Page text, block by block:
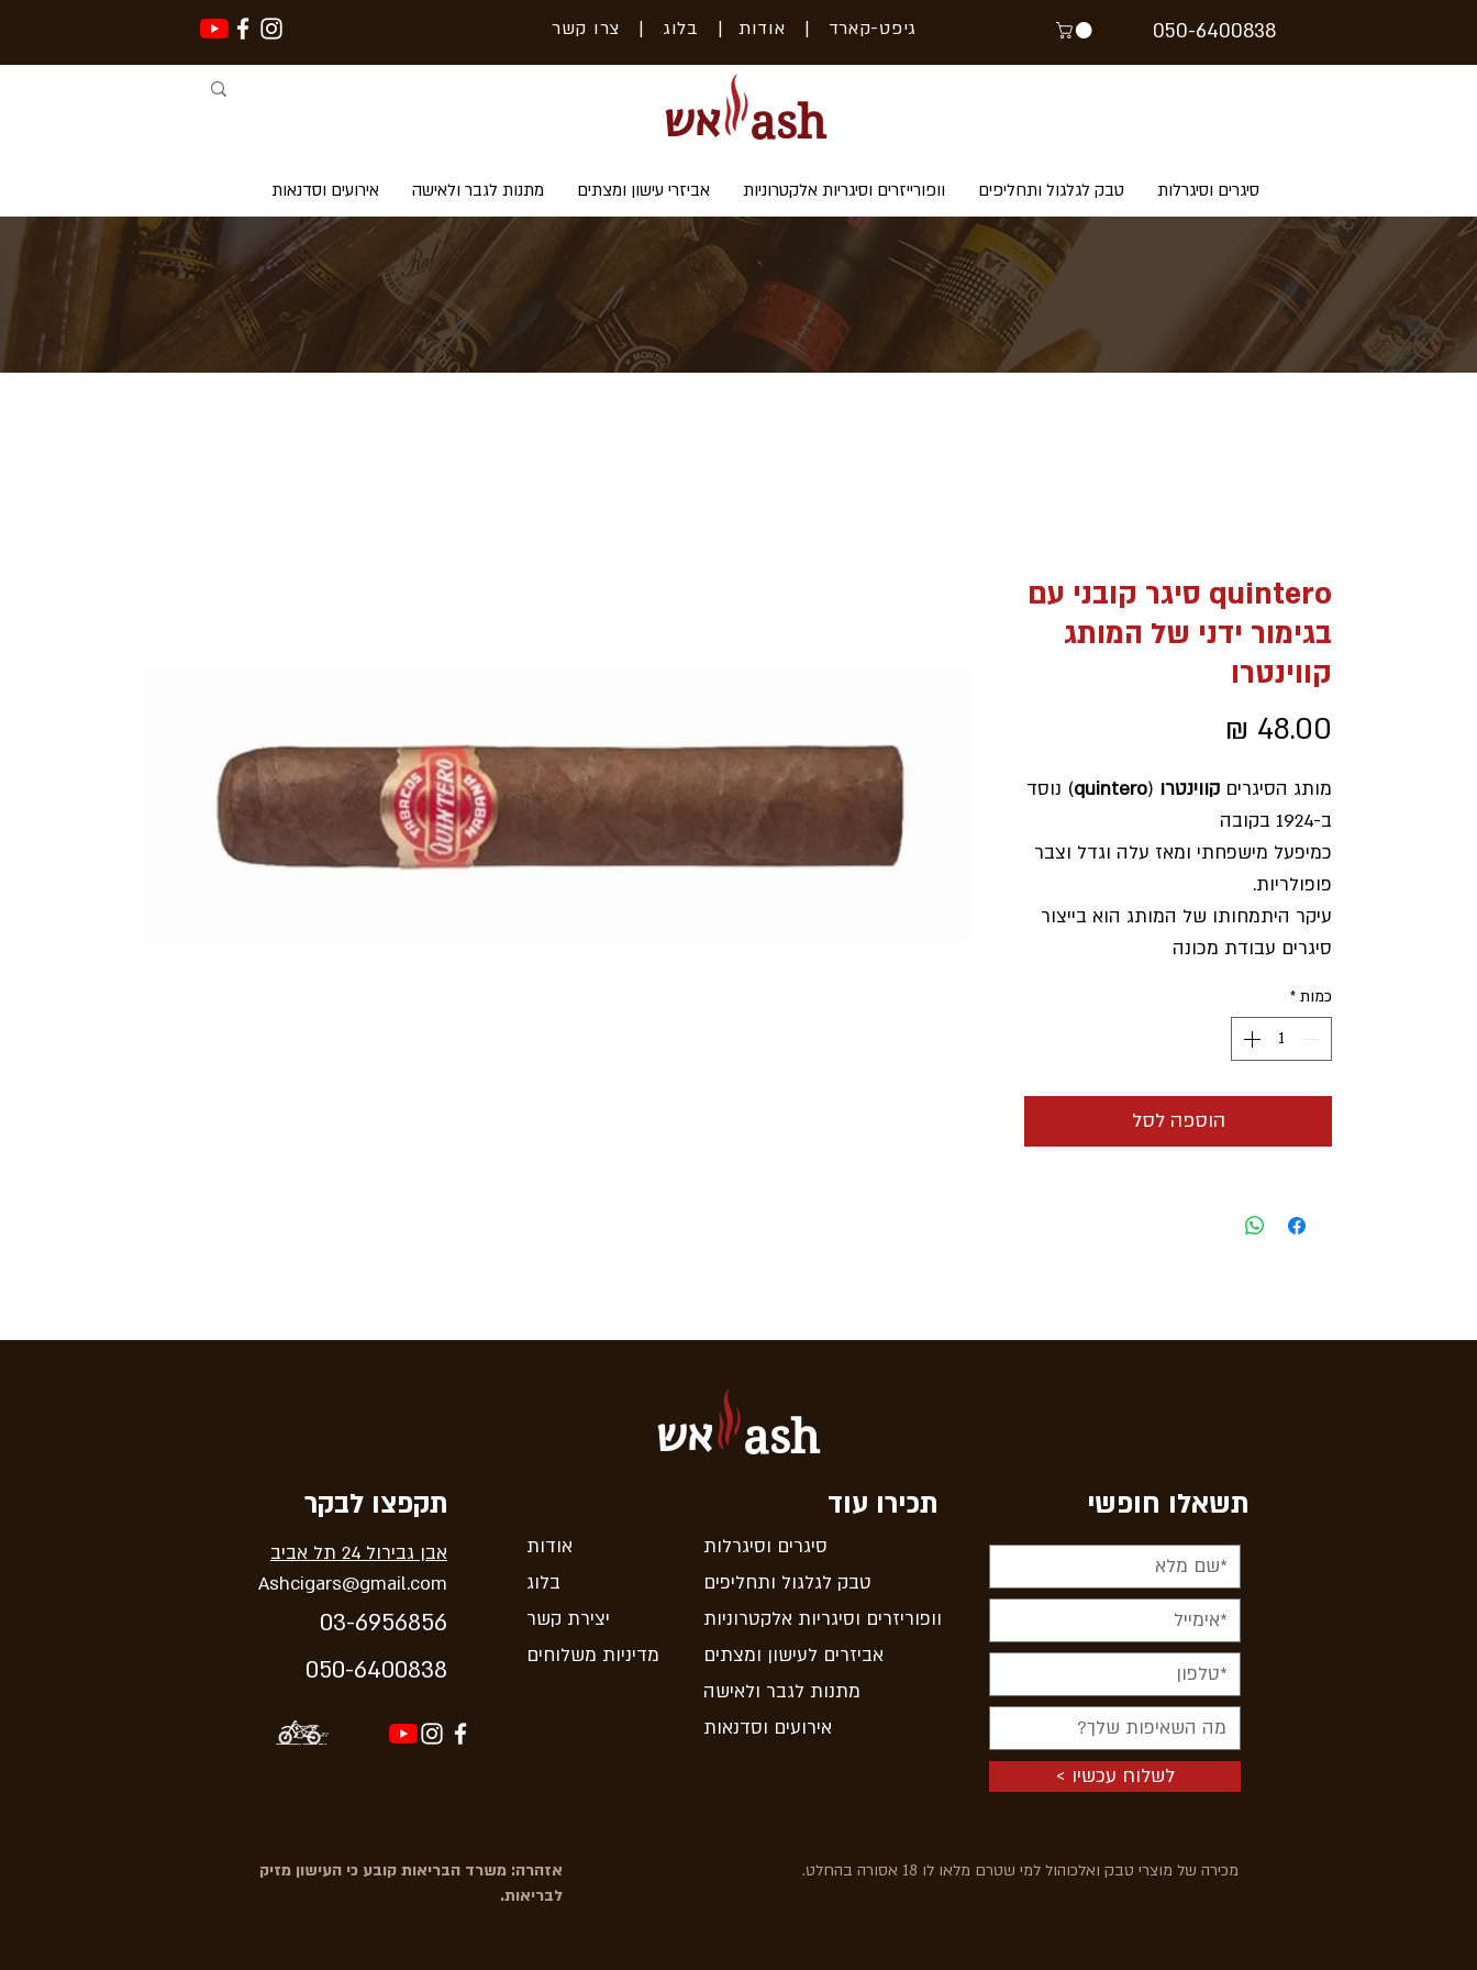
גיפט-קארד | אודות | בלוג | צרו קשר 050-6400838
אש ash
סיגרים וסיגרלות טבק לגלגול ותחליפים וופורייזרים וסיגריות אלקטרוניות אביזרי עישון ומצתים מתנות לגבר ולאישה אירועים וסדנאות
quintero סיגר קובני עם
בגימור ידני של המותג
קווינטרו
מותג הסיגרים קווינטרו (
quintero) נוסד
ב-1924 בקובה
כמיפעל מישפחתי ומאז עלה וגדל וצבר
פופולריות.
עיקר היתמחותו של המותג הוא בייצור
סיגרים עבודת מכונה
סידרת הסיגרים פבוריטס מאופיינת
בארומה של צמחים.
רינג
- 50
כמות *
הוספה לסל
אש ash
תקפצו לבקר
אבן גבירול 24 תל אביב
Ashcigars@gmail.com
03-6956856
050-6400838
אודות
בלוג
יצירת קשר
מדיניות משלוחים
תכירו עוד
סיגרים וסיגרלות
טבק לגלגול ותחליפים
וופוריזרים וסיגריות אלקטרוניות
אביזרים לעישון ומצתים
מתנות לגבר ולאישה
אירועים וסדנאות
תשאלו חופשי
< לשלוח עכשיו
אזהרה: משרד הבריאות קובע כי העישון מזיק
לבריאות.
מכירה של מוצרי טבק ואלכוהול למי שטרם מלאו לו 18 אסורה בהחלט.